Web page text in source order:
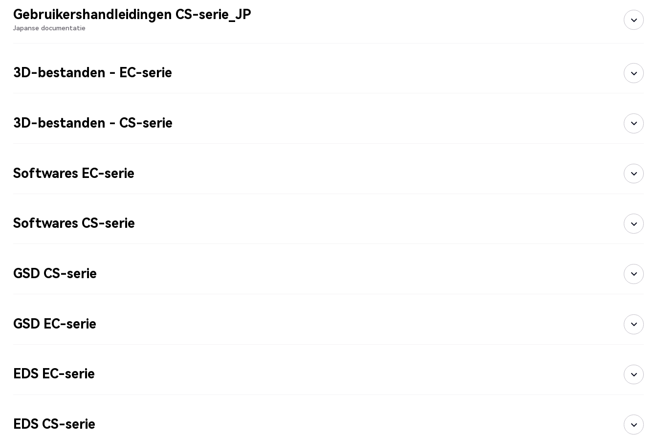
Gebruikershandleidingen CS-serie_JP
Japanse documentatie
3D-bestanden - EC-serie
3D-bestanden - CS-serie
Softwares EC-serie
Softwares CS-serie
GSD CS-serie
GSD EC-serie
EDS EC-serie
EDS CS-serie